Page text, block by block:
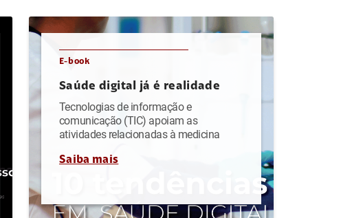
E-book
Saúde digital já é realidade
Tecnologias de informação e
comunicação (TIC) apoiam as
atividades relacionadas à medicina
Saiba mais